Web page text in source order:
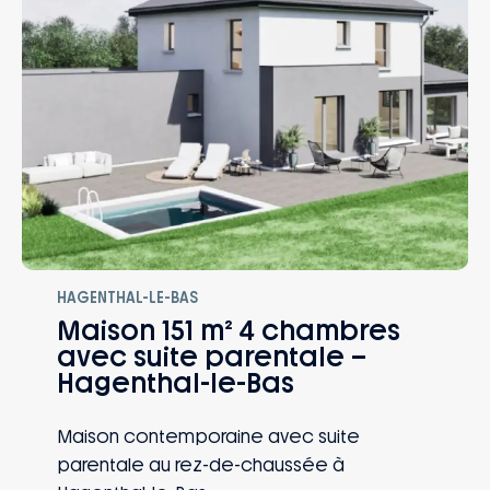
HAGENTHAL-LE-BAS
Maison 151 m² 4 chambres
avec suite parentale –
Hagenthal-le-Bas
Maison contemporaine avec suite
parentale au rez-de-chaussée à